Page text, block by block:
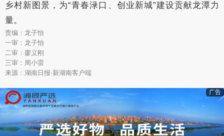
乡村新图景，为“青春渌口、创业新城”建设贡献龙潭力
量。
责编：龙子怡
一审：龙子怡
二审：廖义刚
三审：周小雷
来源：湖南日报·新湖南客户端
广告